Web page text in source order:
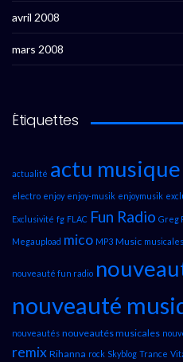
avril 2008
mars 2008
Étiquettes
actualité actu musique
electro enjoy enjoy-musik enjoymusik
Exclusivité fg FLAC Fun Radio Greg
Megaupload mico MP3 Music musicales
nouveauté fun radio
nouveauté
nouveautés nouveautés musicales
remix Rihanna rock Skyblog Trance